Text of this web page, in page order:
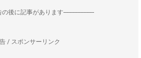
の後に記事があります--------------------
/ スポンサーリンク